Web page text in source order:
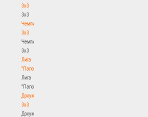
3x3
3x3
Чемпионат
3х3
Чемпионат
3х3
Лига
"Палова"
Лига
"Палова"
Документы
3х3
Документы